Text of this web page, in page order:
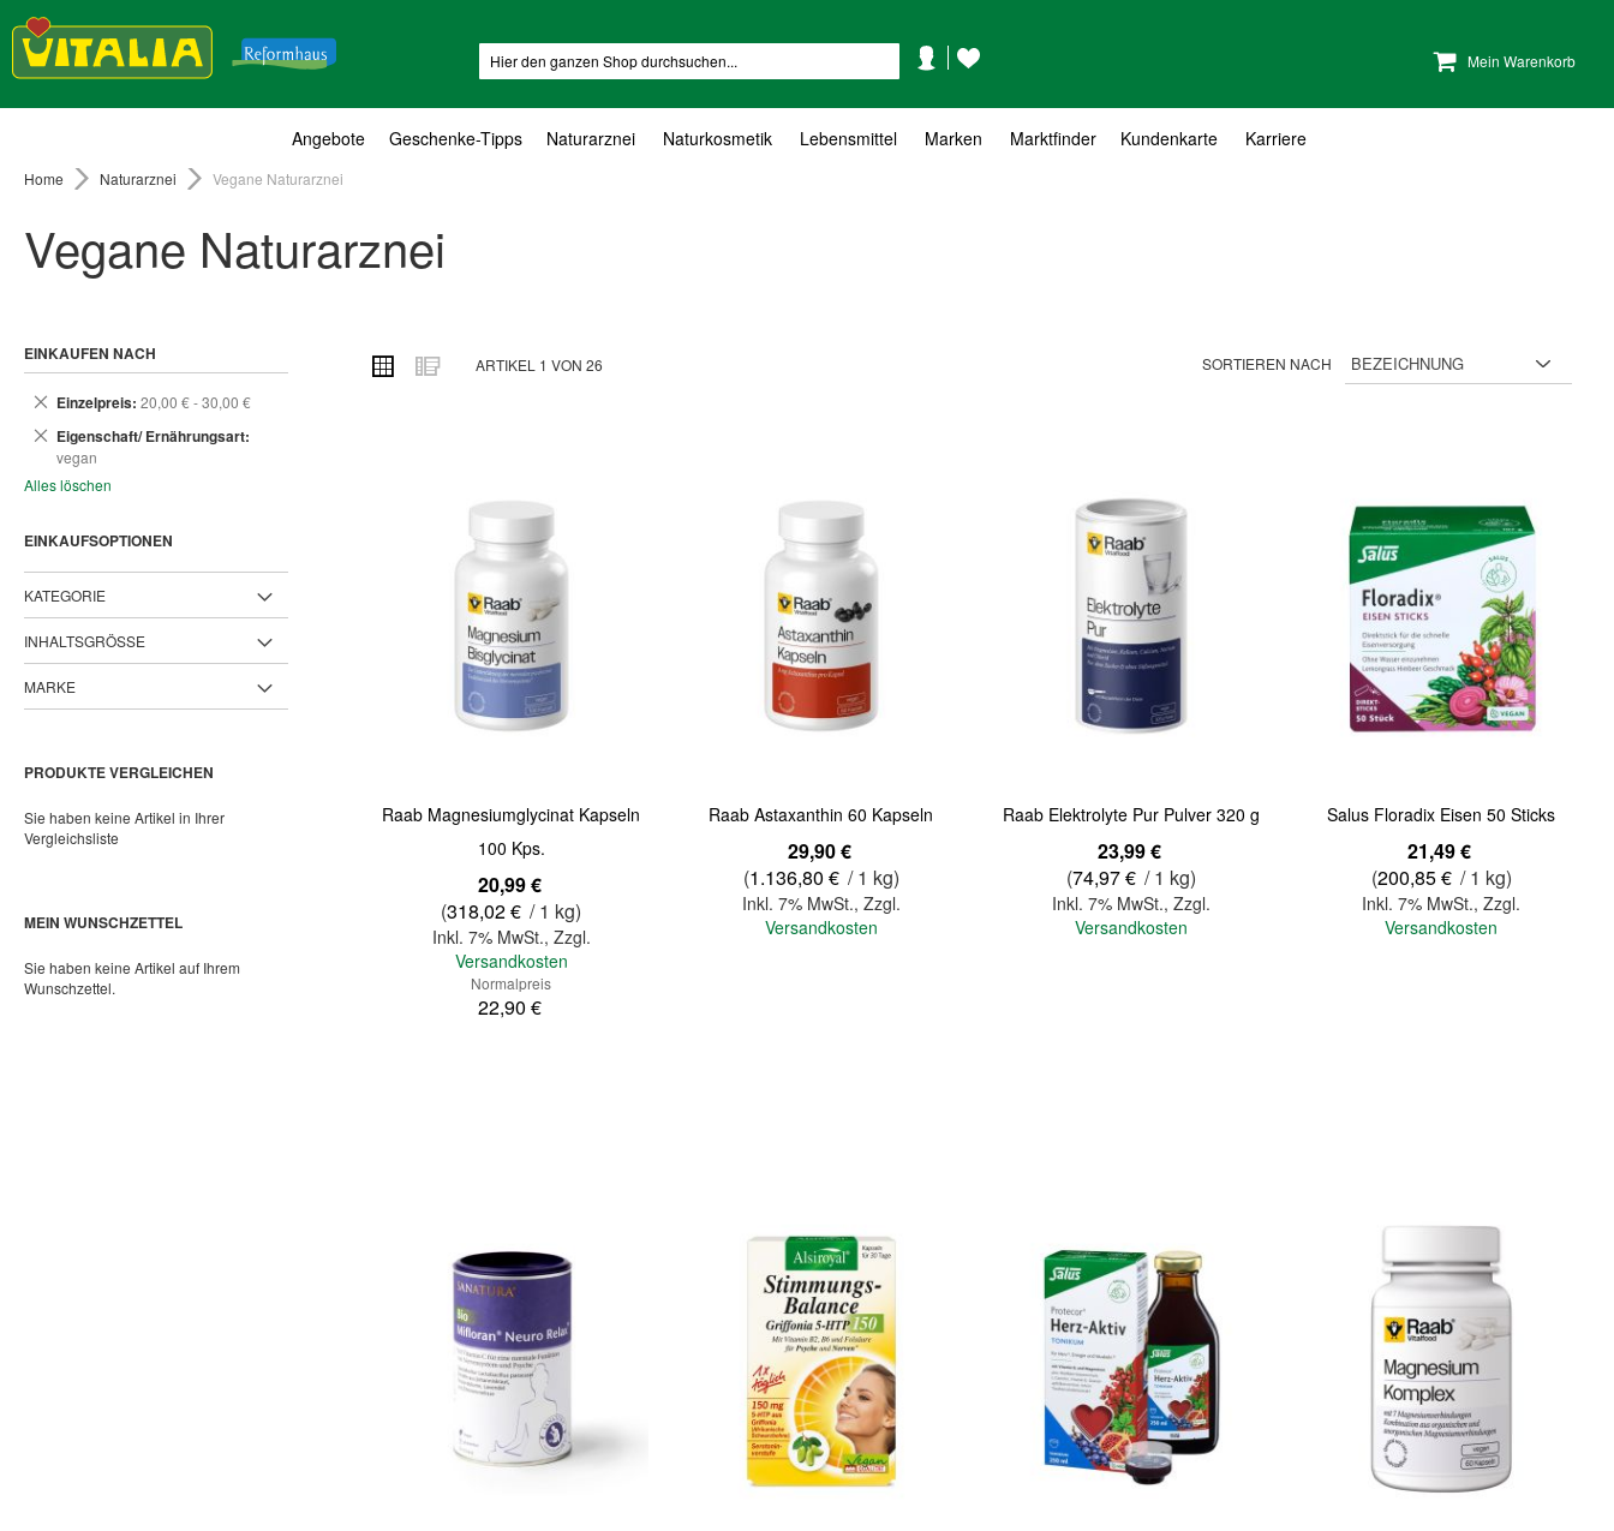
Mein Warenkorb
KontoWunschzettel
Angebote Geschenke-Tipps Naturarznei Naturkosmetik Lebensmittel Marken Marktfinder Kundenkarte Karriere
Home Naturarznei Vegane Naturarznei
Vegane Naturarznei
ANSICHT
ALS
Raster ListeARTIKEL 1 VON 26 SORTIEREN NACH
Raab Magnesiumglycinat Kapseln
100 Kps.
20,99 €
(318,02 € / 1 kg)
Inkl. 7% MwSt., Zzgl.
Versandkosten
Normalpreis
22,90 €
Raab Astaxanthin 60 Kapseln
29,90 €
(1.136,80 € / 1 kg)
Inkl. 7% MwSt., Zzgl.
Versandkosten
Raab Elektrolyte Pur Pulver 320 g
23,99 €
(74,97 € / 1 kg)
Inkl. 7% MwSt., Zzgl.
Versandkosten
Quickview
Salus Floradix Eisen 50 Sticks
21,49 €
(200,85 € / 1 kg)
Inkl. 7% MwSt.,Zzgl.
Versandkosten
EINKAUFEN NACH
Einzelpreis 20,00 € - 30,00 €
Dies
Eigenschaft/ Ernährungsart
vegan
Dies
entfernen
Alles löschen
EINKAUFSOPTIONEN
KATEGORIE
INHALTSGRÖSSE
MARKE
PRODUKTE VERGLEICHEN
Sie haben keine Artikel in Ihrer
Vergleichsliste
MEIN WUNSCHZETTEL
Sie haben keine Artikel auf Ihrem
Wunschzettel.